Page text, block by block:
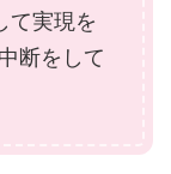
て実現を
断をして